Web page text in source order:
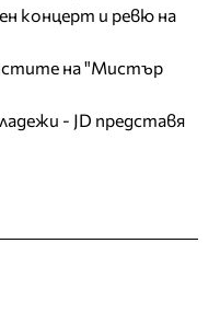
концерт и ревю на
на "Мистър
- JD представя